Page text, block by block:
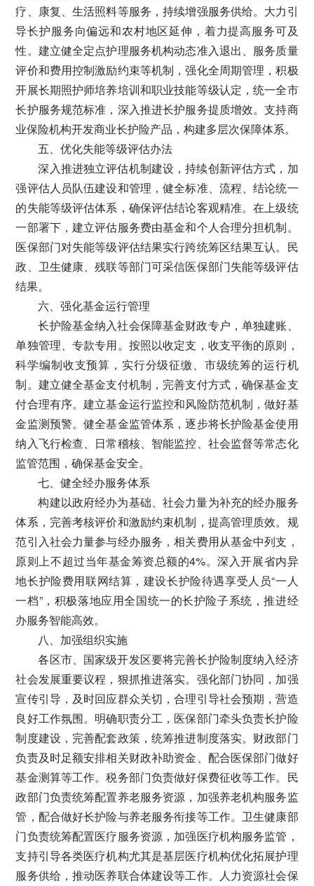
疗、康复、生活照料等服务，持续增强服务供给。大力引
导长护服务向偏远和农村地区延伸，着力提高服务可及
性。建立健全定点护理服务机构动态准入退出、服务质量
评价和费用控制激励约束等机制，强化全周期管理，积极
开展长期照护师培养培训和职业技能等级认定，统一全市
长护服务规范标准，深入推进长护服务提质增效。支持商
业保险机构开发商业长护险产品，构建多层次保障体系。
五、优化失能等级评估办法
深入推进独立评估机制建设，持续创新评估方式，加
强评估人员队伍建设和管理，健全标准、流程、结论统一
的失能等级评估体系，确保评估结论客观精准。在上级统
一部署下，建立评估服务费由基金和个人合理分担机制。
医保部门对失能等级评估结果实行跨统筹区结果互认。民
政、卫生健康、残联等部门可采信医保部门失能等级评估
结果。
六、强化基金运行管理
长护险基金纳入社会保障基金财政专户，单独建账、
单独管理、专款专用。按照以收定支，收支平衡的原则，
科学编制收支预算，实行分级征缴、市级统筹的运行机
制。建立健全基金支付机制，完善支付方式，确保基金支
付合理有序。建立基金运行监控和风险防范机制，做好基
金监测预警。健全基金监管体系，逐步将长护险基金使用
纳入飞行检查、日常稽核、智能监控、社会监督等常态化
监管范围，确保基金安全。
七、健全经办服务体系
构建以政府经办为基础、社会力量为补充的经办服务
体系，完善考核评价和激励约束机制，提高管理质效。规
范引入社会力量参与经办服务，相关费用从基金中列支，
原则上不超过当年基金筹资总额的4%。深入开展省内异
地长护险费用联网结算，建设长护险待遇享受人员“一人
一档”，积极落地应用全国统一的长护险子系统，推进经
办服务智能高效。
八、加强组织实施
各区市、国家级开发区要将完善长护险制度纳入经济
社会发展重要议程，狠抓推进落实。强化部门协同，加强
宣传引导，及时回应群众关切，合理引导社会预期，营造
良好工作氛围。明确职责分工，医保部门牵头负责长护险
制度建设，完善配套政策，统筹推进制度落实。财政部门
负责及时足额安排相关财政补助资金、配合医保部门做好
基金测算等工作。税务部门负责做好保费征收等工作。民
政部门负责统筹配置养老服务资源，加强养老机构服务监
管，配合做好长护险与养老服务衔接等工作。卫生健康部
门负责统筹配置医疗服务资源，加强医疗机构服务监管，
支持引导各类医疗机构尤其是基层医疗机构优化拓展护理
服务供给，推动医养联合体建设等工作。人力资源社会保